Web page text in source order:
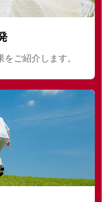
ご紹介します。